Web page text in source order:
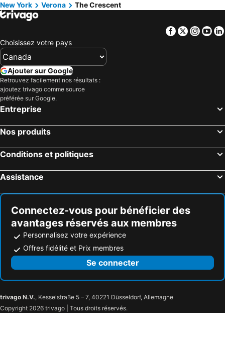
New York
Verona The Crescent
Facebook
Twitter
Choisissez votre pays
Ajouter sur Google
Retrouvez facilement nos résultats :
ajoutez trivago comme source
préférée sur Google.
Entreprise
Nos produits
Conditions et politiques
Assistance
Connectez-vous pour bénéficier des
avantages réservés aux membres
Personnalisez votre expérience
Offres fidélité et Prix membres
Se connecter
trivago N.V., Kesselstraße 5 – 7, 40221 Düsseldorf, Allemagne
Copyright 2026 trivago | Tous droits réservés.